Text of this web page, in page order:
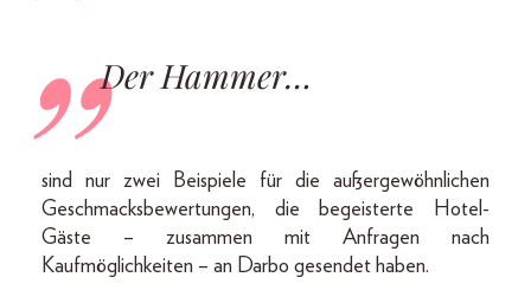
Der Hammer…
sind nur zwei Beispiele für die außergewöhnlichen
Geschmacksbewertungen, die begeisterte Hotel-
Gäste – zusammen mit Anfragen nach
Kaufmöglichkeiten – an Darbo gesendet haben.